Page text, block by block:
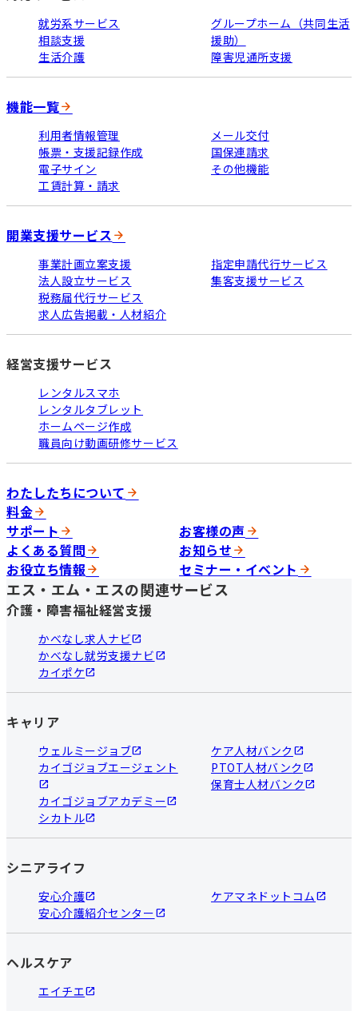
就労系サービス
相談支援
生活介護
グループホーム（共同生活
援助）
障害児通所支援
機能一覧
利用者情報管理
帳票・支援記録作成
電子サイン
工賃計算・請求
メール交付
国保連請求
その他機能
開業支援サービス
事業計画立案支援
法人設立サービス
税務届代行サービス
求人広告掲載・人材紹介
指定申請代行サービス
集客支援サービス
経営支援サービス
レンタルスマホ
レンタルタブレット
ホームページ作成
職員向け動画研修サービス
わたしたちについて
料金
サポート
お客様の声
よくある質問
お知らせ
お役立ち情報
セミナー・イベント
エス・エム・エスの関連サービス
介護・障害福祉経営支援
かべなし求人ナビ
かべなし就労支援ナビ
カイポケ
キャリア
ウェルミージョブ
カイゴジョブエージェント
カイゴジョブアカデミー
シカトル
ケア人材バンク
PTOT人材バンク
保育士人材バンク
シニアライフ
安心介護
安心介護紹介センター
ケアマネドットコム
ヘルスケア
エイチエ